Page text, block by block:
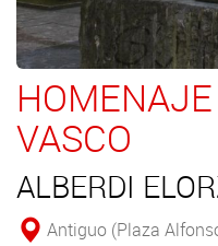
VASCO
ALBERDI
Antiguo (Plaza